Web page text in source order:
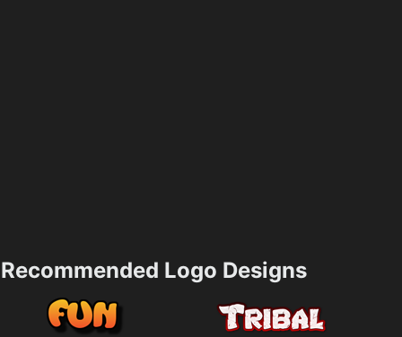
Recommended Logo Designs